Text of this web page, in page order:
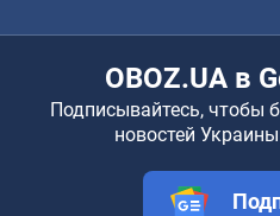
OBOZ.UA в
Подписывайтесь, чтобы
новостей